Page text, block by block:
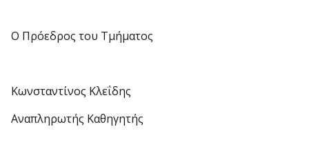
Ο Πρόεδρος του Τμήματος
Κωνσταντίνος Κλεΐδης
Αναπληρωτής Καθηγητής